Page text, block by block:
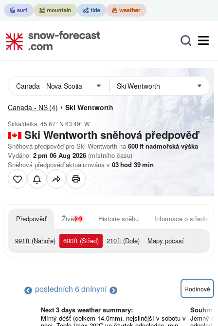
Canada - NS (4) Ski Wentworth
Šířka/délka:45.67° N 63.49° W
Ski Wentworth sněhová předpověď
Sněhová předpověď pro Ski Wentworth na 600ft nadmořská výška
Vydáno: 2 pm 06 Aug 2026 (místního času)
Sněhová předpověď aktualizována v 03hod 39min
Předpověď Živě Historie sněhu Informace o středisku
991ft (Nahoře) 600ft (Střed) 210ft (Dole) Mapy počasí
posledních 6 dnínyní Hodinově
Next 3 days weather summary:
Mírný déšť (celkem 14.0mm), nejsilnější v sobotu v
Souhrn
Jemný